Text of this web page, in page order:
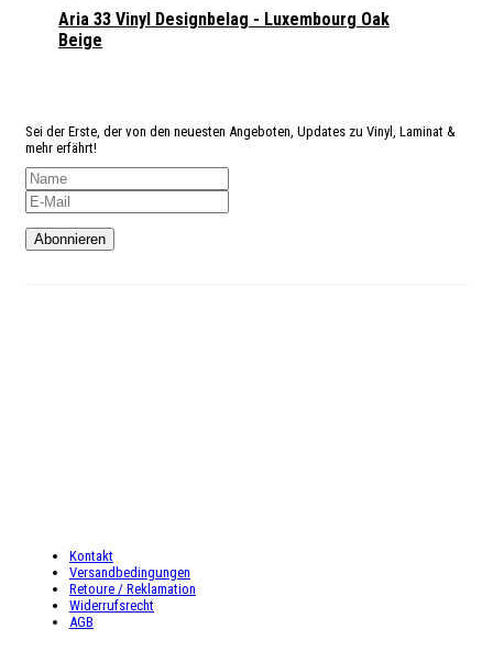
Aria 33 Vinyl Designbelag - Luxembourg Oak
Beige
Sei der Erste, der von den neuesten Angeboten, Updates zu Vinyl, Laminat &
mehr erfährt!
Kontakt
Versandbedingungen
Retoure / Reklamation
Widerrufsrecht
AGB